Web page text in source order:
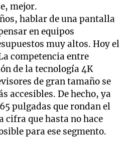
mejor.
hablar de una pantalla
en equipos
muy altos. Hoy el
competencia entre
de la tecnología 4K
de gran tamaño se
accesibles. De hecho, ya
pulgadas que rondan el
cifra que hasta no hace
para ese segmento.